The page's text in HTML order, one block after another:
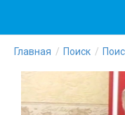
Главная Поиск